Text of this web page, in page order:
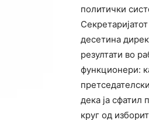
политички
десетина
резултати во
функционери:
дека ја сфатил
круг од